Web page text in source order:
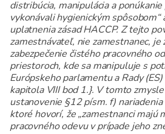
distribúcia, manipulácia a
vykonávali hygienickým spôsobom“
uplatnenia zásad HACCP. Z tejto
zamestnávateľ, nie zamestnanec, je
zabezpečenie čistého pracovného
priestoroch, kde sa manipuluje s
Európskeho parlamentu a Rady
kapitola VIII bod 1.}. V tomto
ustanovenie §12 písm. f)
ktoré hovorí, že „zamestnanci majú
pracovného odevu v prípade jeho